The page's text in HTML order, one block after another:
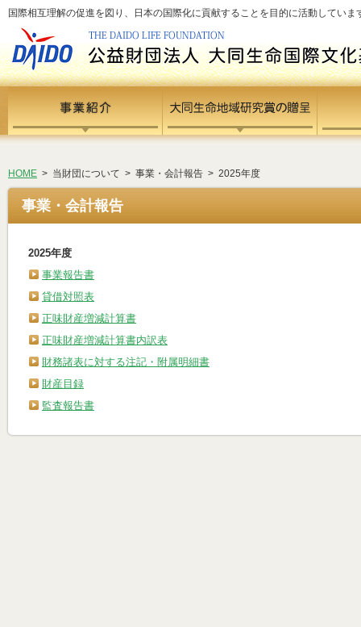
国際相互理解の促進を図り、日本の国際化に貢献することを目的に活動していま
HOME > 当財団について > 事業・会計報告 > 2025年度
事業・会計報告
2025年度
事業報告書
貸借対照表
正味財産増減計算書
正味財産増減計算書内訳表
財務諸表に対する注記・附属明細書
財産目録
監査報告書